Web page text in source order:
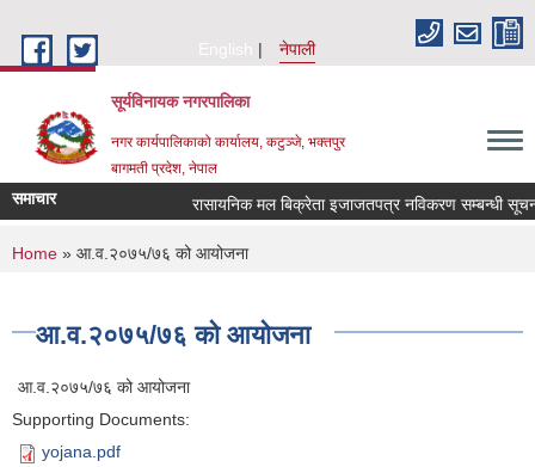
English
नेपाली
सूर्यविनायक नगरपालिका
नगर कार्यपालिकाको कार्यालय, कटुञ्जे, भक्तपुर
बागमती प्रदेश, नेपाल
समाचार रासायनिक मल बिक्रेता इजाजतपत्र नविकरण सम्बन्धी सूचना !
You are here
Home » आ.व.२०७५/७६ को आयोजना
आ.व.२०७५/७६ को आयोजना
आ.व.२०७५/७६ को आयोजना
Supporting Documents:
yojana.pdf